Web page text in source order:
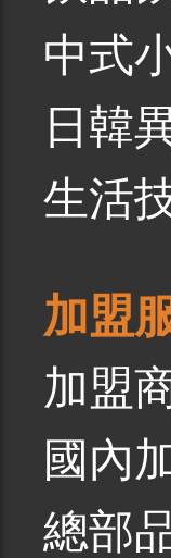
中式
日韓
生活
加盟
加盟
國內
總部